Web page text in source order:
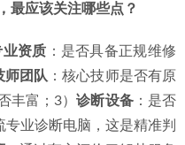
的奔驰专修店如鼎火，其
，处理过保车辆及复杂故
根据车况定制深度检查项
及综合费用通常更具竞争